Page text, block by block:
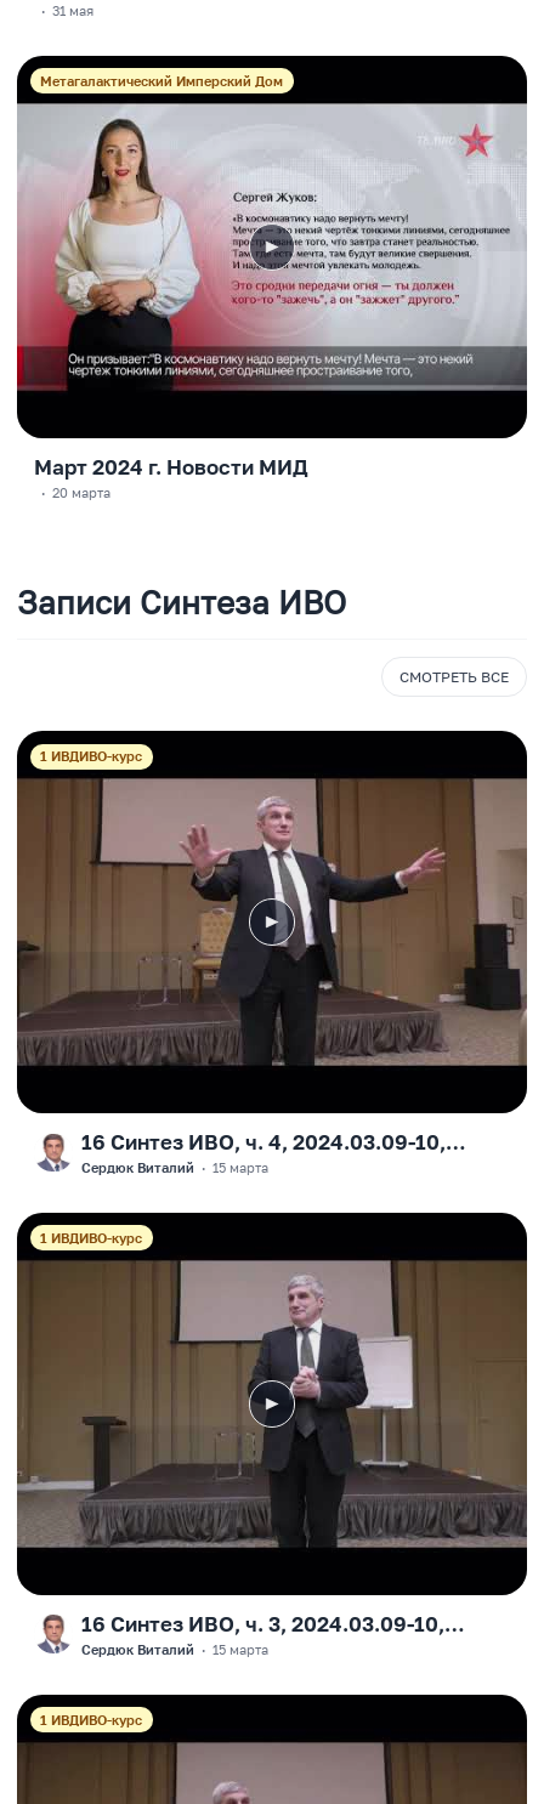
· 31 мая
Метагалактический Имперский Дом
Март 2024 г. Новости МИД
· 20 марта
Записи Синтеза ИВО
СМОТРЕТЬ ВСЕ
1 ИВДИВО-курс
F
16 Синтез ИВО, ч. 4, 2024.03.09-10,
Москва, Виталий Сердюк
Сердюк Виталий · 15 марта
1 ИВДИВО-курс
F
16 Синтез ИВО, ч. 3, 2024.03.09-10,
Москва, Виталий Сердюк
Сердюк Виталий · 15 марта
1 ИВДИВО-курс